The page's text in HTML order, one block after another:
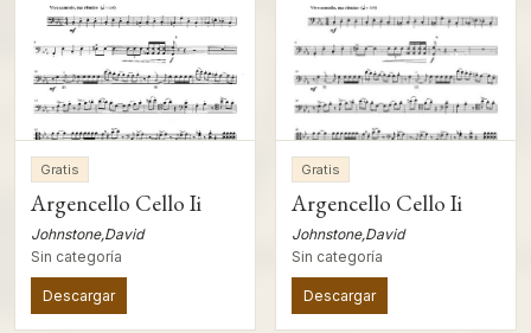
Gratis
Argencello Cello Ii
Johnstone,David
Sin categoría
Descargar
Gratis
Argencello Cello Ii
Johnstone,David
Sin categoría
Descargar